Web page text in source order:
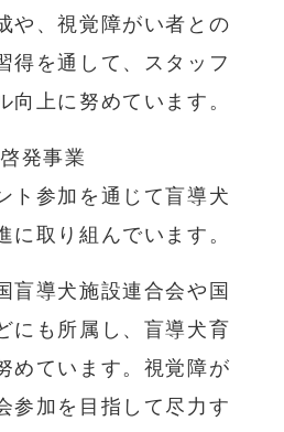
、視覚障がい者との
得を通して、スタッフ
向上に努めています。
発事業
参加を通じて盲導犬
に取り組んでいます。
導犬施設連合会や国
にも所属し、盲導犬育
めています。視覚障が
参加を目指して尽力す